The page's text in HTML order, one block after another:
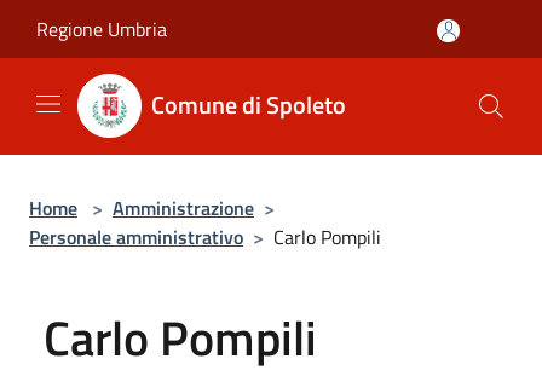
Regione Umbria
Comune di Spoleto
Home > Amministrazione >
Personale amministrativo > Carlo Pompili
Carlo Pompili